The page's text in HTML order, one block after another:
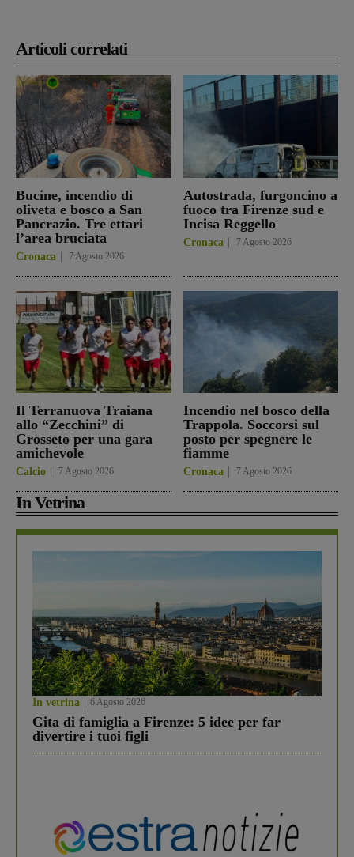
Articoli correlati
Bucine, incendio di
oliveta e bosco a San
Pancrazio. Tre ettari
l’area bruciata
Cronaca 7 Agosto 2026
Autostrada, furgoncino a
fuoco tra Firenze sud e
Incisa Reggello
Cronaca 7 Agosto 2026
Il Terranuova Traiana
allo “Zecchini” di
Grosseto per una gara
amichevole
Calcio 7 Agosto 2026
Incendio nel bosco della
Trappola. Soccorsi sul
posto per spegnere le
fiamme
Cronaca 7 Agosto 2026
In Vetrina
In vetrina 6 Agosto 2026
Gita di famiglia a Firenze: 5 idee per far
divertire i tuoi figli